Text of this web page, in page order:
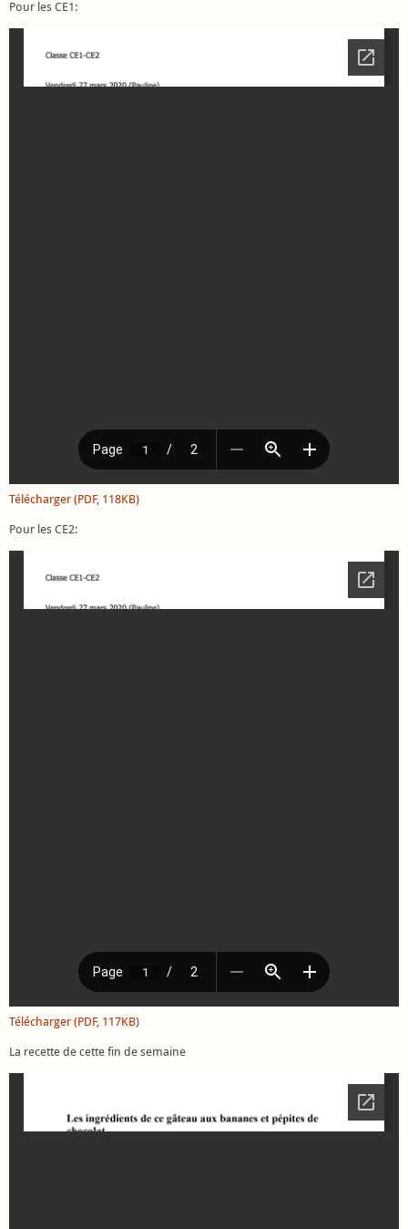
Pour les CE1:
Télécharger (PDF, 118KB)
Pour les CE2:
Télécharger (PDF, 117KB)
La recette de cette fin de semaine